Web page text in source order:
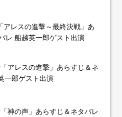
アレスの進撃～最終決戦」あ
レ 船越英一郎ゲスト出演
アレスの進撃」あらすじ＆ネ
一郎ゲスト出演
神の声」あらすじ＆ネタバレ